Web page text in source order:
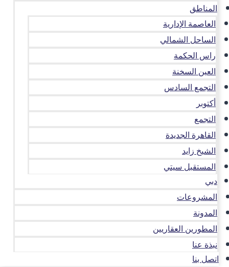
المناطق
العاصمة الإدارية
الساحل الشمالي
راس الحكمة
العين السخنة
التجمع السادس
أكتوبر
التجمع
القاهرة الجديدة
الشيخ زايد
المستقبل سيتي
دبي
المشروعات
المدونة
المطورين العقاريين
نبذة عنا
اتصل بنا